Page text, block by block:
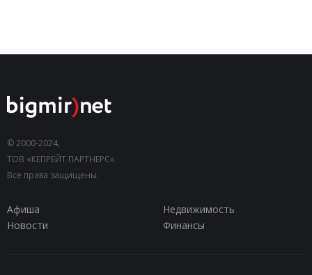
© 2000-2024,
ТОВ «КЕПРЕЙТ ПАРТНЕРС».
Все права защищены.
Афиша
Недвижимость
Новости
Финансы